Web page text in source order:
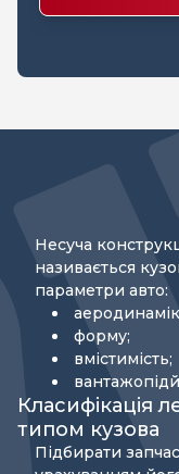
Несуча
називається
параметри авто:
форму;
вмістимість;
Класифікація
типом кузова
Підбирати